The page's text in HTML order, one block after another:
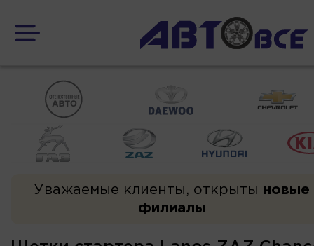
Уважаемые клиенты, открыты новые
филиалы